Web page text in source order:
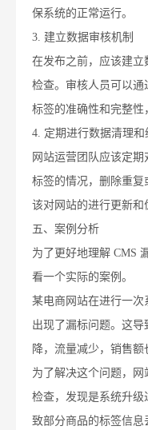
保系统的正常运行。
3. 建立数据审核机制
在发布之前，应该建立
检查。审核人员可以
标签的准确性和完整性
4. 定期进行数据清理和
网站运营团队应该定
标签的情况，删除重
该对网站的进行更新和
五、案例分析
为了更好地理解 CMS
看一个实际的案例。
某电商网站在进行一
出现了漏标问题。这
降，流量减少，销售额
为了解决这个问题，网
检查，发现是系统升
致部分商品的标签信息